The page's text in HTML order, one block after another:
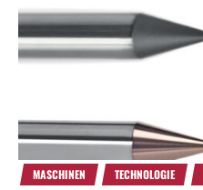
MASCHINEN TECHNOLOGIE